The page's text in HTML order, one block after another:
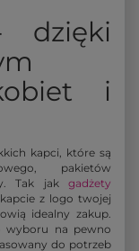
dzięki
i
kapci, które są
pakietów
Tak jak gadżety
z logo twojej
idealny zakup.
wyboru na pewno
do potrzeb